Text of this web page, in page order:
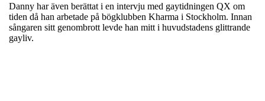
Danny har även berättat i en intervju med gaytidningen QX om
tiden då han arbetade på bögklubben Kharma i Stockholm. Innan
sångaren sitt genombrott levde han mitt i huvudstadens glittrande
gayliv.